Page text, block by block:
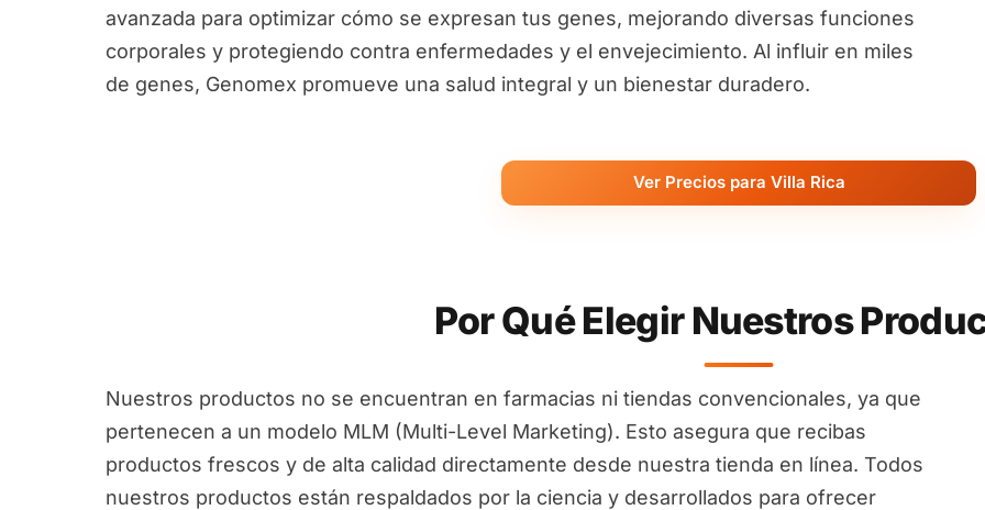
avanzada para optimizar cómo se expresan tus genes, mejorando diversas funciones
corporales y protegiendo contra enfermedades y el envejecimiento. Al influir en miles
de genes, Genomex promueve una salud integral y un bienestar duradero.
Ver Precios para Villa Rica
Por Qué Elegir Nuestros
Nuestros productos no se encuentran en farmacias ni tiendas convencionales, ya que
pertenecen a un modelo MLM (Multi-Level Marketing). Esto asegura que recibas
productos frescos y de alta calidad directamente desde nuestra tienda en línea. Todos
nuestros productos están respaldados por la ciencia y desarrollados para ofrecer